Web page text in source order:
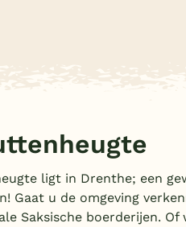
ligt in Drenthe; een
Gaat u de omgeving
Saksische boerderijen.